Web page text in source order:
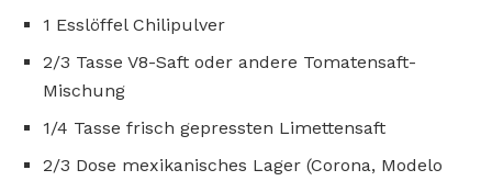
1 Esslöffel Chilipulver
2/3 Tasse V8-Saft oder andere Tomatensaft-
Mischung
1/4 Tasse frisch gepressten Limettensaft
2/3 Dose mexikanisches Lager (Corona, Modelo